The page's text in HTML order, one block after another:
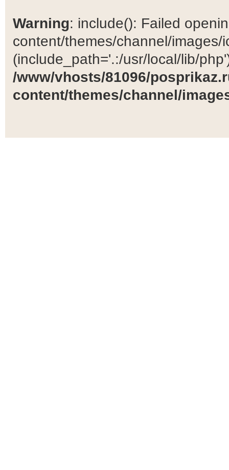
Warning: include(): Failed
content/themes/channel/images/
(include_path='.:/usr/local/lib/
/www/vhosts/81096/
content/themes/channel/